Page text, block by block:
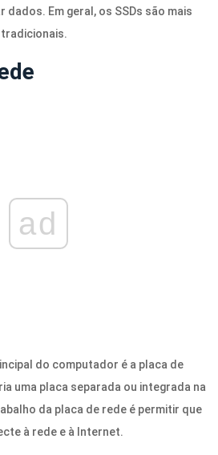
Em geral, os SSDs são mais
tradicionais.
ad
do computador é a placa de
uma placa separada ou integrada na
da placa de rede é permitir que
à rede e à Internet.